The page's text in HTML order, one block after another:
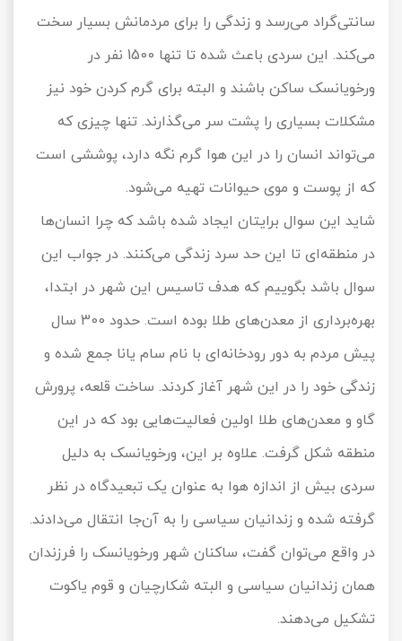
سانتی‌گراد می‌رسد و زندگی را برای مردمانش بسیار سخت
می‌کند. این سردی باعث شده تا تنها 1500 نفر در
ورخویانسک ساکن باشند و البته برای گرم‌ کردن خود نیز
مشکلات بسیاری را پشت سر می‌گذارند. تنها چیزی که
می‎‌تواند انسان را در این هوا گرم نگه دارد، پوششی است
که از پوست و موی حیوانات تهیه می‌شود.
شاید این سوال برایتان ایجاد شده باشد که چرا انسان‌ها
در منطقه‌ای تا این حد سرد زندگی می‌کنند. در جواب این
سوال باشد بگوییم که هدف تاسیس این شهر در ابتدا،
بهره‌برداری از معدن‌های طلا بوده است. حدود 300 سال
پیش مردم به دور رودخانه‌ای با نام سام یانا جمع شده و
زندگی خود را در این شهر آغاز کردند. ساخت قلعه، پرورش
گاو و معدن‌های طلا اولین فعالیت‌هایی بود که در این
منطقه شکل گرفت. علاوه بر این، ورخویانسک به دلیل
سردی بیش از اندازه هوا به عنوان یک تبعیدگاه در نظر
گرفته شده و زندانیان سیاسی را به آن‌جا انتقال می‌دادند.
در واقع می‌توان گفت، ساکنان شهر ورخویانسک را فرزندان
همان زندانیان سیاسی و البته شکارچیان و قوم یاکوت
تشکیل می‌دهند.